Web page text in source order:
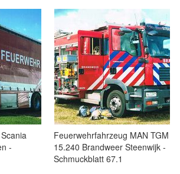
-
Feuerwehrfahrzeug MAN TGM
15.240 Brandweer Steenwijk -
Schmuckblatt 67.1